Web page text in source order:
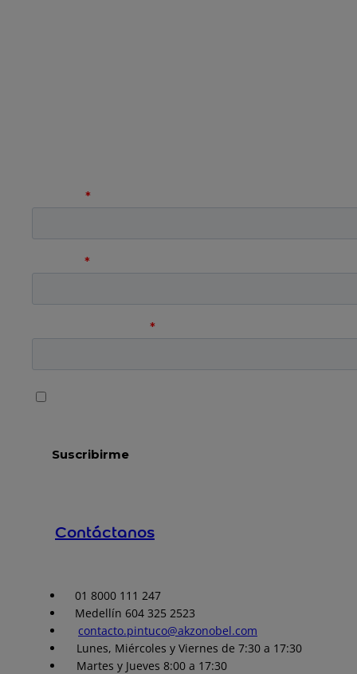
Contáctanos
01 8000 111 247
Medellín 604 325 2523
contacto.pintuco@akzonobel.com
Lunes, Miércoles y Viernes de 7:30 a 17:30
Martes y Jueves 8:00 a 17:30